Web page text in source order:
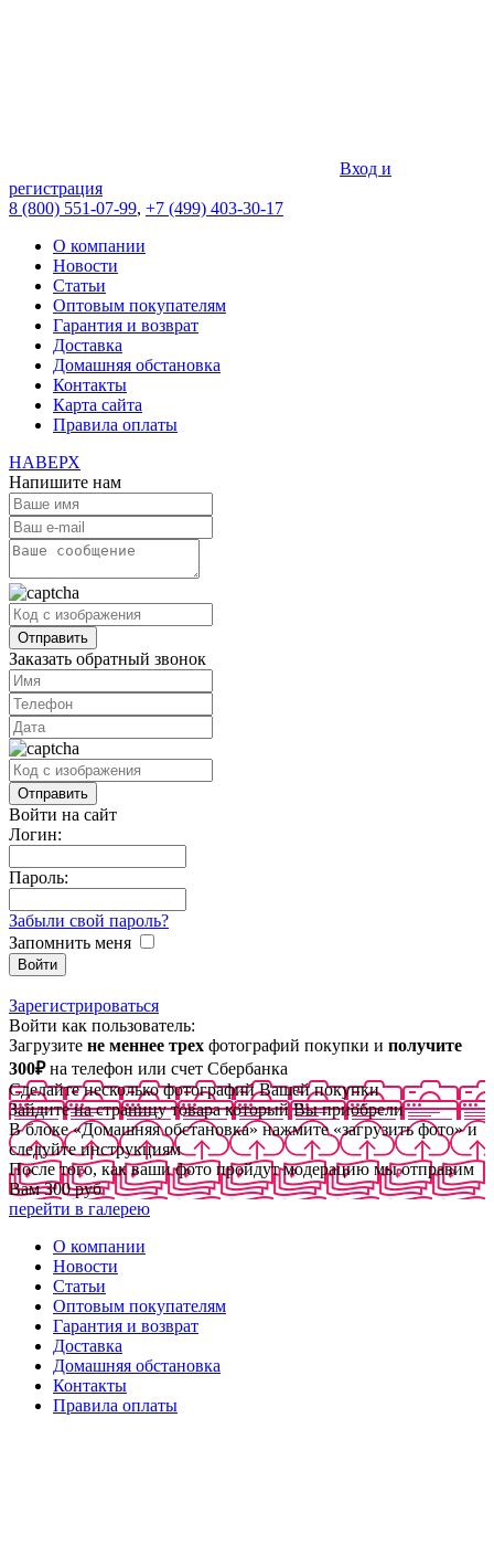
Вход и
регистрация
8 (800) 551-07-99, +7 (499) 403-30-17
О компании
Новости
Статьи
Оптовым покупателям
Гарантия и возврат
Доставка
Домашняя обстановка
Контакты
Карта сайта
Правила оплаты
НАВЕРХ
Напишите нам
Заказать обратный звонок
Войти на сайт
Логин:
Пароль:
Забыли свой пароль?
Запомнить меня
Зарегистрироваться
Войти как пользователь:
Загрузите не меннее трех фотографий покупки и получите
300₽на телефон или счет Сбербанка
Сделайте несколько фотографий Вашей покупки
Зайдите на страницу товара который Вы приобрели
В блоке «Домашняя обстановка» нажмите «загрузить фото» и
следуйте инструкциям
После того, как ваши фото пройдут модерацию мы отправим
Вам 300 руб
перейти в галерею
О компании
Новости
Статьи
Оптовым покупателям
Гарантия и возврат
Доставка
Домашняя обстановка
Контакты
Правила оплаты